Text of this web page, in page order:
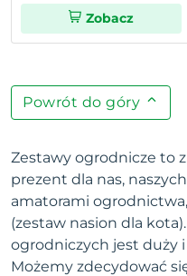
Zobacz
Powrót do góry
Zestawy ogrodnicze to
prezent dla nas,
amatorami
(zestaw nasion dla
ogrodniczych jest duży i
Możemy zdecydować